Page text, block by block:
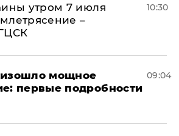
утром 7 июля
–
10:30
мощное
первые подробности
09:04